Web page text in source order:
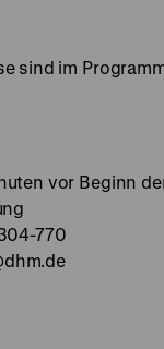
sind im
vor Beginn
770